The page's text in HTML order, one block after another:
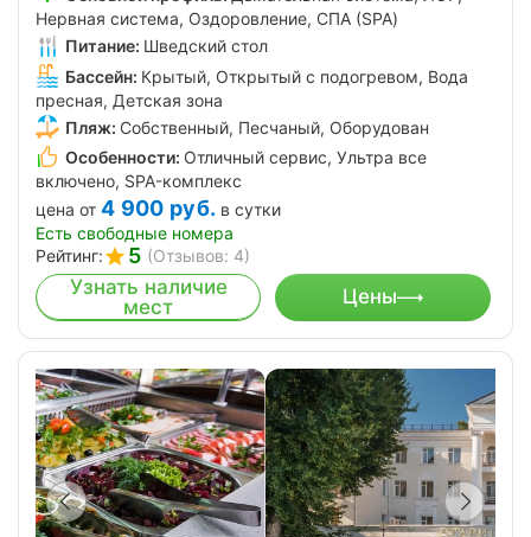
Нервная система, Оздоровление, СПА (SPA)
Питание: Шведский стол
Бассейн: Крытый, Открытый с подогревом, Вода
пресная, Детская зона
Пляж: Собственный, Песчаный, Оборудован
Особенности: Отличный сервис, Ультра все
включено, SPA-комплекс
цена от 4 900 руб. в сутки
Есть свободные номера
Рейтинг:
5 (Отзывов: 4)
Узнать наличие
мест
Цены